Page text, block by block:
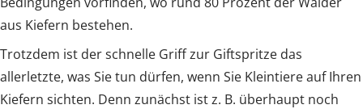
aus Kiefern bestehen.
Trotzdem ist der schnelle Griff zur Giftspritze das
allerletzte, was Sie tun dürfen, wenn Sie Kleintiere auf Ihren
Kiefern sichten. Denn zunächst ist z. B. überhaupt noch